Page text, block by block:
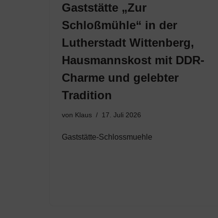
Gaststätte „Zur
Schloßmühle“ in der
Lutherstadt Wittenberg,
Hausmannskost mit DDR-
Charme und gelebter
Tradition
von Klaus 17. Juli 2026
Gaststätte-Schlossmuehle